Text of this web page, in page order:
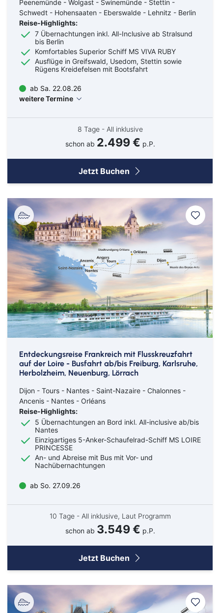
Wellness Kurzurlaub
Top Reise Deals
Peenemünde - Wolgast - Swinemünde - Stettin -
Schwedt - Hohensaaten - Eberswalde - Lehnitz - Berlin
Reise-Highlights:
7 Übernachtungen inkl. All-Inclusive ab Stralsund
bis Berlin
Komfortables Superior Schiff MS VIVA RUBY
Ausflüge in Greifswald, Usedom, Stettin sowie
Rügens Kreidefelsen mit Bootsfahrt
ab Sa. 22.08.26
weitere Termine
8 Tage - All inklusive
schon ab 2.499 € p.P.
Jetzt Buchen
Entdeckungsreise Frankreich mit Flusskreuzfahrt
auf der Loire - Busfahrt ab/bis Freiburg, Karlsruhe,
Herbolzheim, Neuenburg, Lörrach
Dijon - Tours - Nantes - Saint-Nazaire - Chalonnes -
Ancenis - Nantes - Orléans
Reise-Highlights:
5 Übernachtungen an Bord inkl. All-inclusive ab/bis
Nantes
Einzigartiges 5-Anker-Schaufelrad-Schiff MS LOIRE
PRINCESSE
An- und Abreise mit Bus mit Vor- und
Nachübernachtungen
ab So. 27.09.26
10 Tage - All inklusive, Laut Programm
schon ab 3.549 € p.P.
Jetzt Buchen